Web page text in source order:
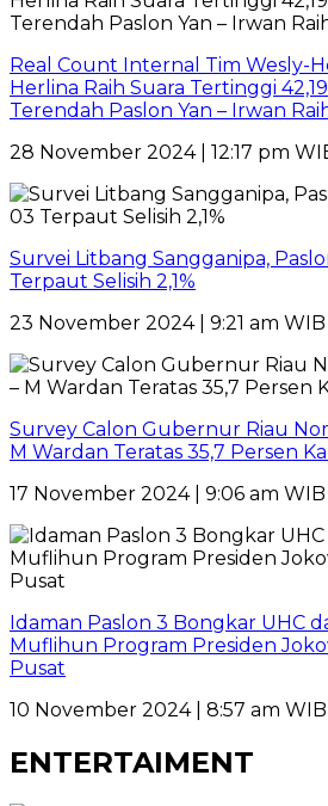
Real Count Internal Tim Wesly-
Herlina Raih Suara Tertinggi
Terendah Paslon Yan – Irwan
28 November 2024 | 12:17 pm
Survei Litbang Sangganipa,
Terpaut Selisih 2,1%
23 November 2024 | 9:21 am WIB
Survey Calon Gubernur Riau
M Wardan Teratas 35,7 Persen
17 November 2024 | 9:06 am WIB
Idaman Paslon 3 Bongkar UHC
Muflihun Program Presiden
Pusat
10 November 2024 | 8:57 am WIB
ENTERTAIMENT